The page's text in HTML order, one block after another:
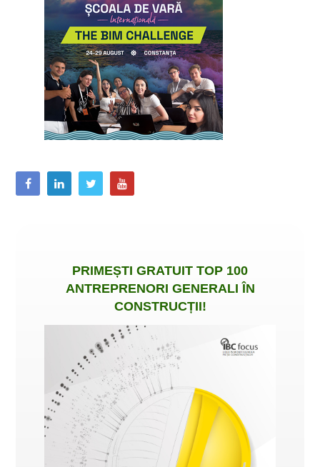
PRIMEȘTI GRATUIT TOP 100
ANTREPRENORI GENERALI ÎN
CONSTRUCȚII!